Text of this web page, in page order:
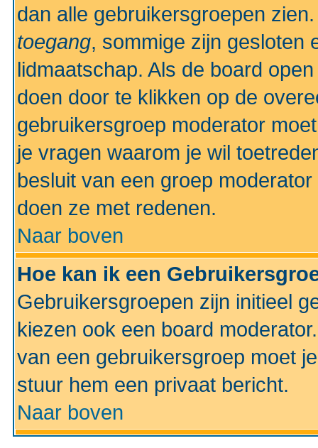
dan alle gebruikersgroepen
toegang, sommige zijn gesloten
lidmaatschap. Als de board
doen door te klikken op de
gebruikersgroep moderator
je vragen waarom je wil
besluit van een groep
doen ze met redenen.
Naar boven
Hoe kan ik een
Gebruikersgroepen zijn initieel
kiezen ook een board
van een gebruikersgroep moet
stuur hem een privaat bericht.
Naar boven